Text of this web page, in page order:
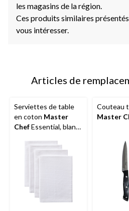
les magasins de la région.
Ces produits similaires
vous intéresser.
Articles de
Serviettes de table
en coton Master
ChefEssential, blanc,
Couteau
Master